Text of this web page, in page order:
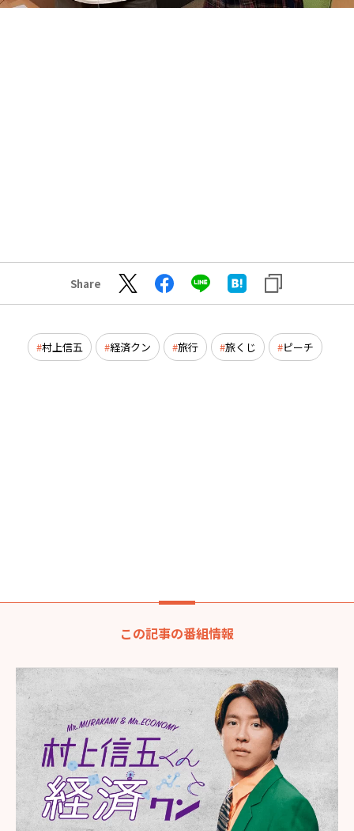
Share
村上信五 経済クン 旅行 旅くじ ピーチ
この記事の番組情報